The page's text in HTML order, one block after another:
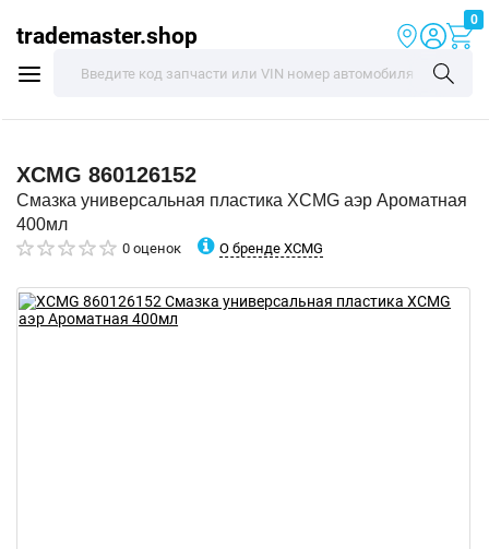
trademaster.shop
0
XCMG 860126152
Смазка универсальная пластика XCMG аэр Ароматная
400мл
0 оценок О бренде XCMG